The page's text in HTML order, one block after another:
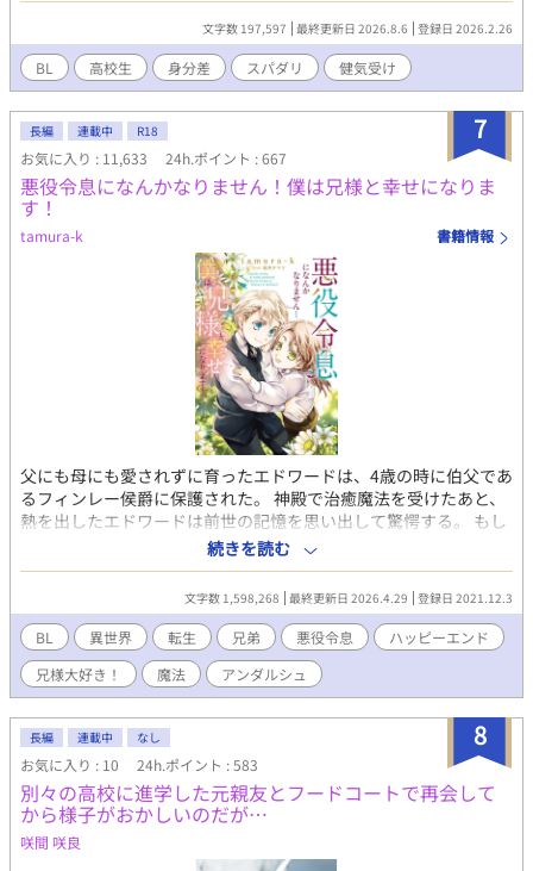
う ゆきと 高校三年 大企業の跡取りとして育てられた、敏感で
繊細な少年。 母親の強い支配のもと従順に生き、無垢で素直なま
ま育った。 学校では、その美しさゆえに人は憧れながらも距離を
取る。 だが蒼空だけが、その見えない壁を軽々と越えてきた。 ⚫︎
五十川 蒼空 いそがわ そら 高校三年 母子家庭に育つが、金
銭的な不自由はない。 恵まれた容姿と高い身体能力、そして場の
空気を一瞬で掌握する圧倒的な存在感を持つ。 だが本人はどこか
冷めている。 恋多き母への屈託から他人に深く踏み込まず、女は
退屈を埋める存在だと割り切っている。 夢はないが、何でも器用
にこなし、欲さずとも多くを手にしてきた。 そんな彼が初めて強
く引き寄せられたのが、結希斗だった。
文字数 197,597 最終更新日 2026.8.6 登録日 2026.2.26
BL 高校生 身分差 スパダリ 健気受け
7
長編 連載中 R18
お気に入り : 11,633 24h.ポイント : 667
悪役令息になんかなりません！僕は兄様と幸せになりま
す！
tamura-k 書籍情報
父にも母にも愛されずに育ったエドワードは、4歳の時に伯父であ
るフィンレー侯爵に保護された。 神殿で治癒魔法を受けたあと、
熱を出したエドワードは前世の記憶を思い出して驚愕する。 もし
かしてここは21歳まで生きていた自分が読んでいた小説の世界で
はないかと。 しかも「転生物のお約束」と言わんばかりに、自分
は悪役令息になっていて、このままでいけば義兄を殺して、自分
も死んでしまう未来が待っている。 だがしかし！せっかく記憶が
あるんだから、そんな事は絶対にしない！ だって僕は小説でも漫
画でも、兄様が大好きだったんだから！ あれ、でも待って、え？
ちょっと？？？ 義兄大好き弟と義弟大好き兄が、運命に立ち向か
う。 R指定要素は後半です。＊つけるようにします。 2023.1 書
籍化♪ 2025.8に５巻が発売。 2023.3に本編は完結しましたが、
番外編を続けていく予定です💕 続編『悪役令息にならなかったの
で、僕は兄様と幸せになりました！』も本編は完結しましたが、
色々なカップリングの話を書いています。
続きを読む
文字数 1,598,268 最終更新日 2026.4.29 登録日 2021.12.3
BL 異世界 転生 兄弟 悪役令息
ハッピーエンド
兄様大好き！
魔法 アンダルシュ
8
長編 連載中 なし
お気に入り : 10 24h.ポイント : 583
別々の高校に進学した元親友とフードコートで再会して
から様子がおかしいのだが…
咲間 咲良